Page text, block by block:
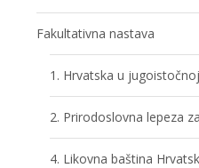
Fakultativna nastava
1. Hrvatska u
2. Prirodoslovna lepeza
4. Likovna baština